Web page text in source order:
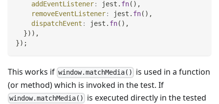
addEventListener: jest . fn( ) ,
removeEventListener: jest . fn( ) ,
dispatchEvent : jest . fn( ) ,
}) ) ,
}) ;
This works if window.matchMedia()
is used in a function
(or method) which is invoked in the test. If
window.matchMedia()
is executed directly in the tested